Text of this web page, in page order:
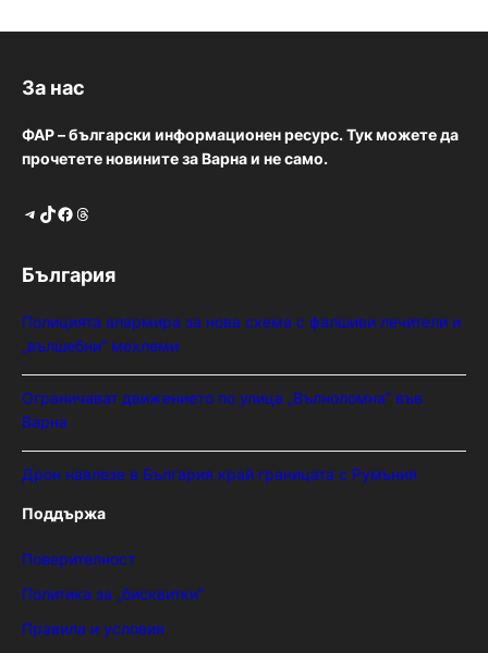
За нас
ФАР – български информационен ресурс. Тук можете да
прочетете новините за Варна и не само.
Telegram TikTok Facebook Threads
България
Полицията алармира за нова схема с фалшиви лечители и
„вълшебни“ мехлеми
Ограничават движението по улица „Вълноломна“ във
Варна
Дрон навлезе в България край границата с Румъния
Поддържа
Поверителност
Политика за „бисквитки“
Правила и условия